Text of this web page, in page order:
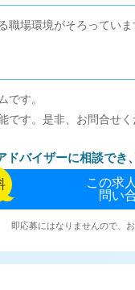
場環境がそろっていま
です。
す。是非、お問合せく
ドバイザーに相談でき、
この求
問い
即応募にはなりませんので、